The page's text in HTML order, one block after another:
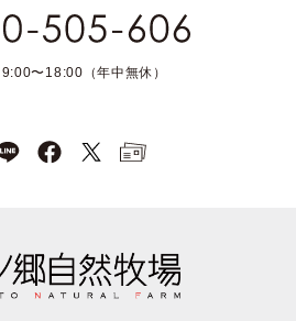
〜18:00（年中無休）